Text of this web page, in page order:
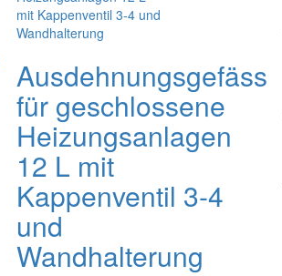
Ausdehnungsgefäss
für geschlossene
Heizungsanlagen
12 L mit
Kappenventil 3-4
und
Wandhalterung